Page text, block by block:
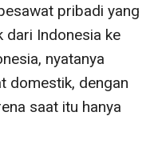
pribadi yang
dari Indonesia ke
nyatanya
domestik, dengan
saat itu hanya